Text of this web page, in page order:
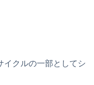
イクルの一部としてシ